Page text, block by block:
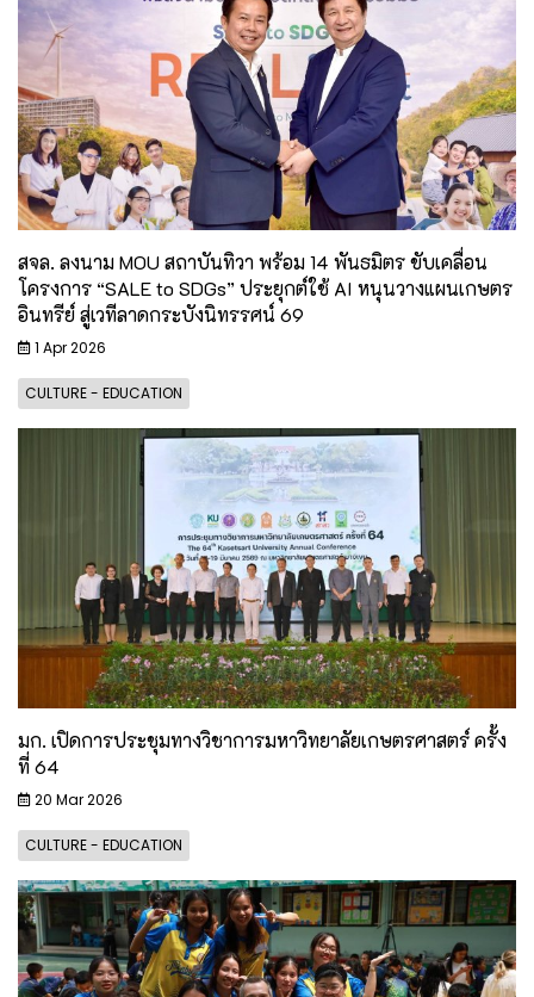
สจล. ลงนาม MOU สถาบันทิวา พร้อม 14 พันธมิตร ขับเคลื่อน
โครงการ “SALE to SDGs” ประยุกต์ใช้ AI หนุนวางแผนเกษตร
อินทรีย์ สู่เวทีลาดกระบังนิทรรศน์ 69
1 Apr 2026
CULTURE - EDUCATION
มก. เปิดการประชุมทางวิชาการมหาวิทยาลัยเกษตรศาสตร์ ครั้ง
ที่ 64
20 Mar 2026
CULTURE - EDUCATION